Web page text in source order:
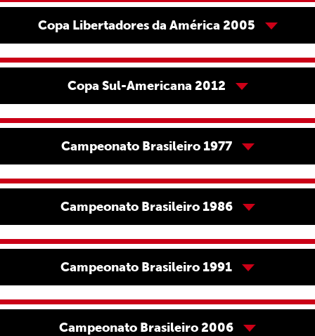
Copa Libertadores da América 2005
Copa Sul-Americana 2012
Campeonato Brasileiro 1977
Campeonato Brasileiro 1986
Campeonato Brasileiro 1991
Campeonato Brasileiro 2006